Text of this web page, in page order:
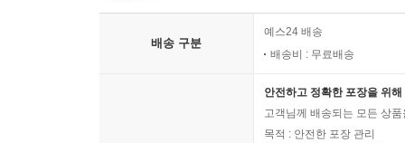
배송 구분
예스24 배송
배송비 : 무료배송
안전하고 정확한 포장을 위
고객님께 배송되는 모든 상
목적 : 안전한 포장 관리